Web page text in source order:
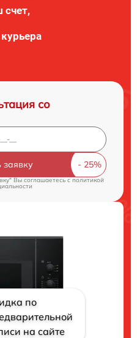
счет,
со
заявку
Вы соглашаетесь cполитикой
по
на сайте